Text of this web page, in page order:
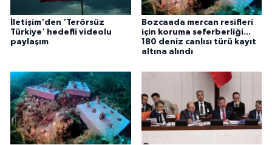
İletişim'den 'Terörsüz
Türkiye' hedefli videolu
paylaşım
Bozcaada mercan resifleri
için koruma seferberliği...
180 deniz canlısı türü kayıt
altına alındı